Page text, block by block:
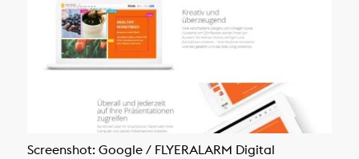
Screenshot: Google / FLYERALARM Digital